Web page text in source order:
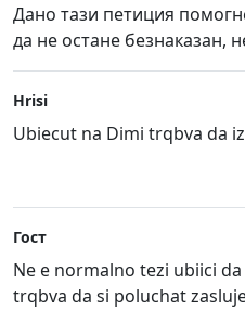
Дано тази петиция
да не остане безнаказан,
Hrisi
Ubiecut na Dimi trqbva da
Гост
Ne e normalno tezi ubiici
trqbva da si poluchat